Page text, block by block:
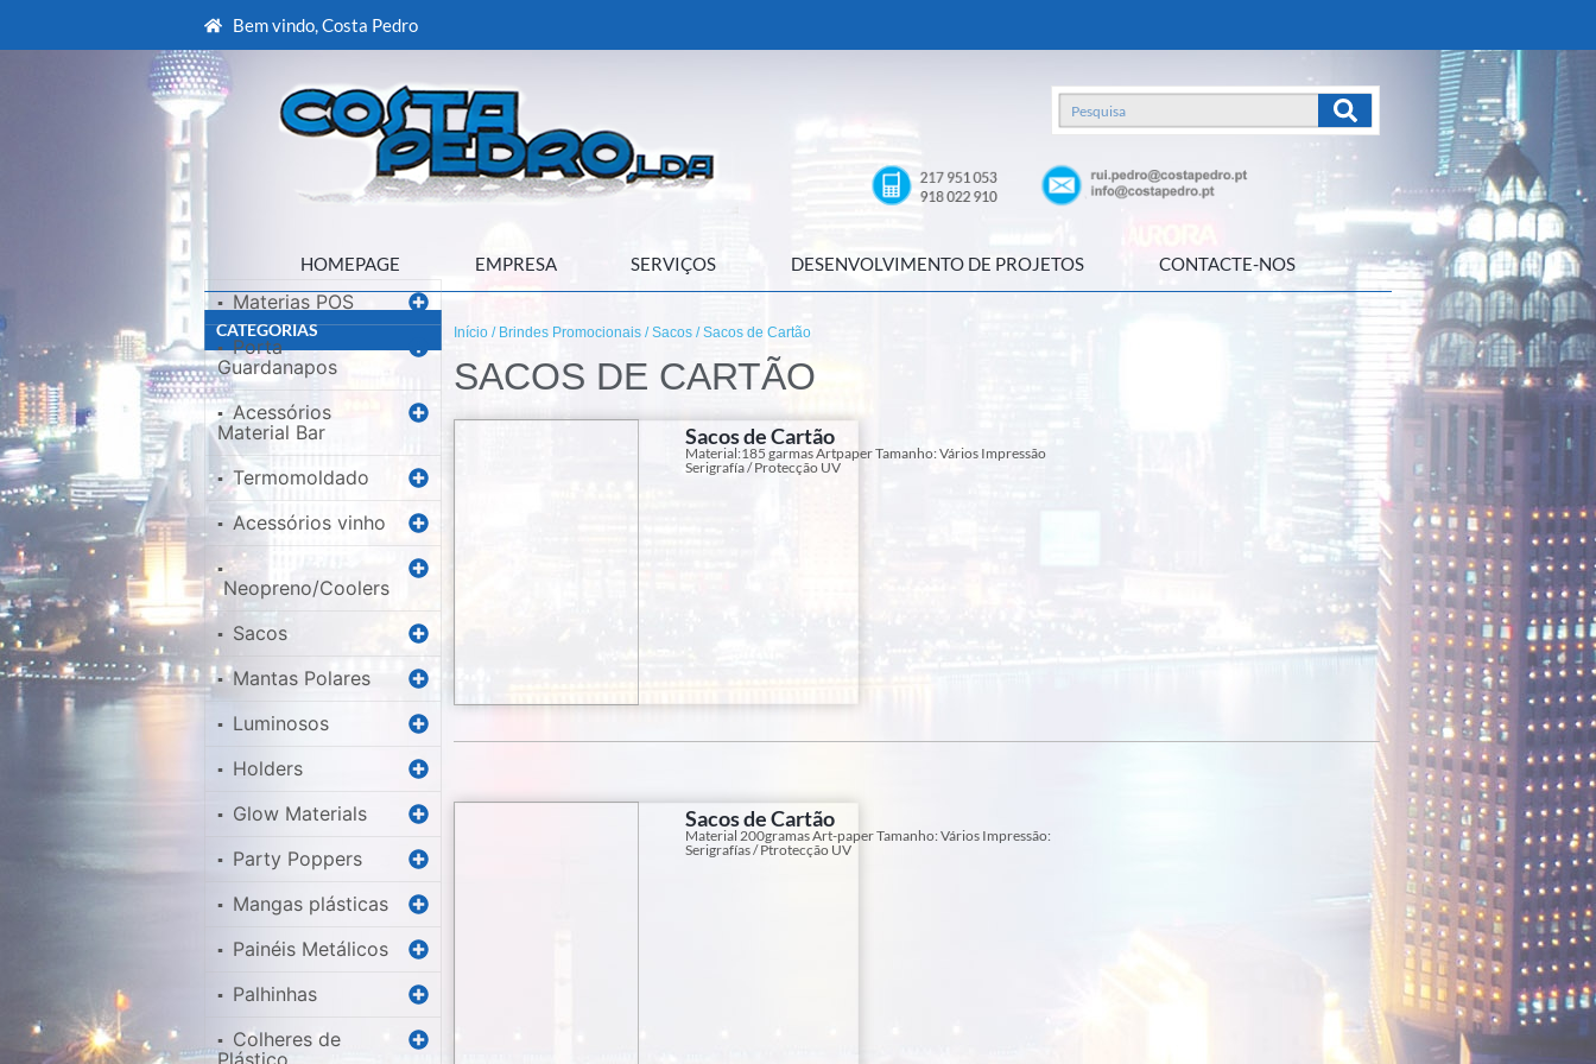
Bem vindo, Costa Pedro
HOMEPAGE EMPRESA SERVIÇOS DESENVOLVIMENTO DE PROJETOS CONTACTE-NOS
CATEGORIAS
▪ Materias POS
▪ Porta
Guardanapos
▪ Acessórios
Material Bar
▪ Termomoldado
▪ Acessórios vinho
▪
Neopreno/Coolers
▪ Sacos
▪ Mantas Polares
▪ Luminosos
▪ Holders
▪ Glow Materials
▪ Party Poppers
▪ Mangas plásticas
▪ Painéis Metálicos
▪ Palhinhas
▪ Colheres de
Plástico
Início / Brindes Promocionais /Sacos / Sacos de Cartão
SACOS DE CARTÃO
Sacos de Cartão
Material:185 garmas Artpaper Tamanho: Vários Impressão
Serigrafía / Protecção UV
Sacos de Cartão
Material 200gramas Art-paper Tamanho: Vários Impressão:
Serigrafías / Ptrotecção UV